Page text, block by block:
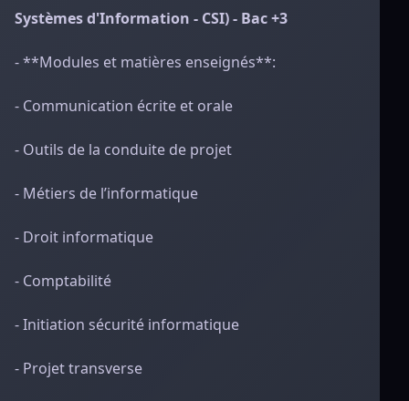
Systèmes d'Information - CSI) - Bac +3
- **Modules et matières enseignés**:
- Communication écrite et orale
- Outils de la conduite de projet
- Métiers de l’informatique
- Droit informatique
- Comptabilité
- Initiation sécurité informatique
- Projet transverse